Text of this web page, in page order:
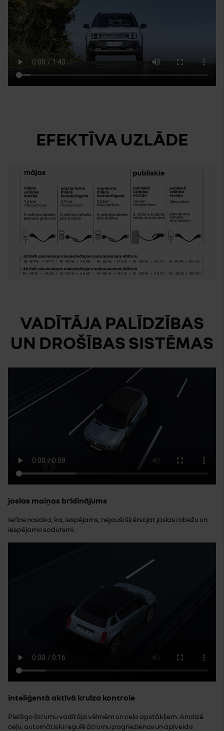
EFEKTĪVA UZLĀDE
VADĪTĀJA PALĪDZĪBAS
UN DROŠĪBAS SISTĒMAS
joslas maiņas brīdinājums
Ierīce nosaka, ka, iespējams, nejauši šķērsojat joslas robežu un
iespējamo sadursmi.
inteliģentā aktīvā kruīza kontrole
Pielāgo ātrumu vadītāja vēlmēm un ceļa apstākļiem. Analizē
ceļu, automātiski regulē ātrumu pagriezienos un apļveida